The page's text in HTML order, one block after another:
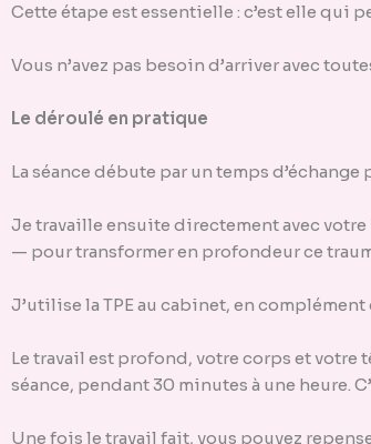
Cette étape est essentielle : c’est elle qui
Vous n’avez pas besoin d’arriver avec
Le déroulé en pratique
La séance débute par un temps
Je travaille ensuite directement avec
— pour transformer en profondeur ce
J’utilise la TPE au cabinet, en
Le travail est profond, votre corps et votre
séance, pendant 30 minutes à une heure.
Une fois le travail fait, vous pouvez